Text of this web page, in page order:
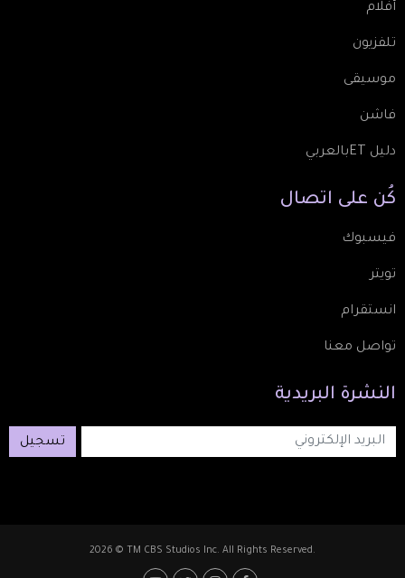
أفلام
تلفزيون
موسيقى
فاشن
دليل ETبالعربي
كُن على اتصال
فيسبوك
تويتر
انستقرام
تواصل معنا
النشرة البريدية
تسجيل
2026 © TM CBS Studios Inc. All Rights Reserved.